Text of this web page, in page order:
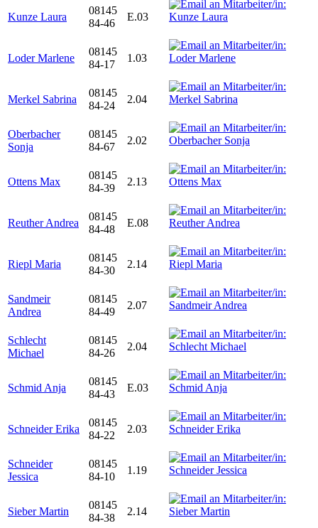
Kunze Laura
08145
84-46
E.03
Loder Marlene
08145
84-17
1.03
Merkel Sabrina
08145
84-24
2.04
Oberbacher
Sonja
08145
84-67
2.02
Ottens Max
08145
84-39
2.13
Reuther Andrea
08145
84-48
E.08
Riepl Maria
08145
84-30
2.14
Sandmeir
Andrea
08145
84-49
2.07
Schlecht
Michael
08145
84-26
2.04
Schmid Anja
08145
84-43
E.03
Schneider Erika
08145
84-22
2.03
Schneider
Jessica
08145
84-10
1.19
Sieber Martin
08145
84-38
2.14